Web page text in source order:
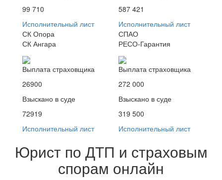
99 710
Исполнительный лист
587 421
Исполнительный лист
СК Опора
СК Ангара
Выплата страховщика
26900
Взыскано в суде
72919
Исполнительный лист
СПАО
РЕСО-Гарантия
Выплата страховщика
272 000
Взыскано в суде
319 500
Исполнительный лист
Юрист по ДТП и страховым
спорам онлайн